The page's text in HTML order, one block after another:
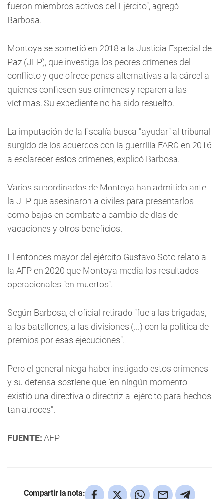
fueron miembros activos del Ejército", agregó
Barbosa.
Montoya se sometió en 2018 a la Justicia Especial de
Paz (JEP), que investiga los peores crímenes del
conflicto y que ofrece penas alternativas a la cárcel a
quienes confiesen sus crímenes y reparen a las
víctimas. Su expediente no ha sido resuelto.
La imputación de la fiscalía busca "ayudar" al tribunal
surgido de los acuerdos con la guerrilla FARC en 2016
a esclarecer estos crímenes, explicó Barbosa.
Varios subordinados de Montoya han admitido ante
la JEP que asesinaron a civiles para presentarlos
como bajas en combate a cambio de días de
vacaciones y otros beneficios.
El entonces mayor del ejército Gustavo Soto relató a
la AFP en 2020 que Montoya medía los resultados
operacionales "en muertos".
Según Barbosa, el oficial retirado "fue a las brigadas,
a los batallones, a las divisiones (...) con la política de
premios por esas ejecuciones".
Pero el general niega haber instigado estos crímenes
y su defensa sostiene que "en ningún momento
existió una directiva o directriz al ejército para hechos
tan atroces".
FUENTE: AFP
Compartir la nota: